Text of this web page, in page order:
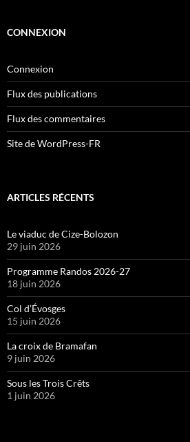
CONNEXION
Connexion
Flux des publications
Flux des commentaires
Site de WordPress-FR
ARTICLES RÉCENTS
Le viaduc de Cize-Bolozon
29 juin 2026
Programme Randos 2026-27
18 juin 2026
Col d’Évosges
15 juin 2026
La croix de Bramafan
9 juin 2026
Sous les Trois Crêts
1 juin 2026